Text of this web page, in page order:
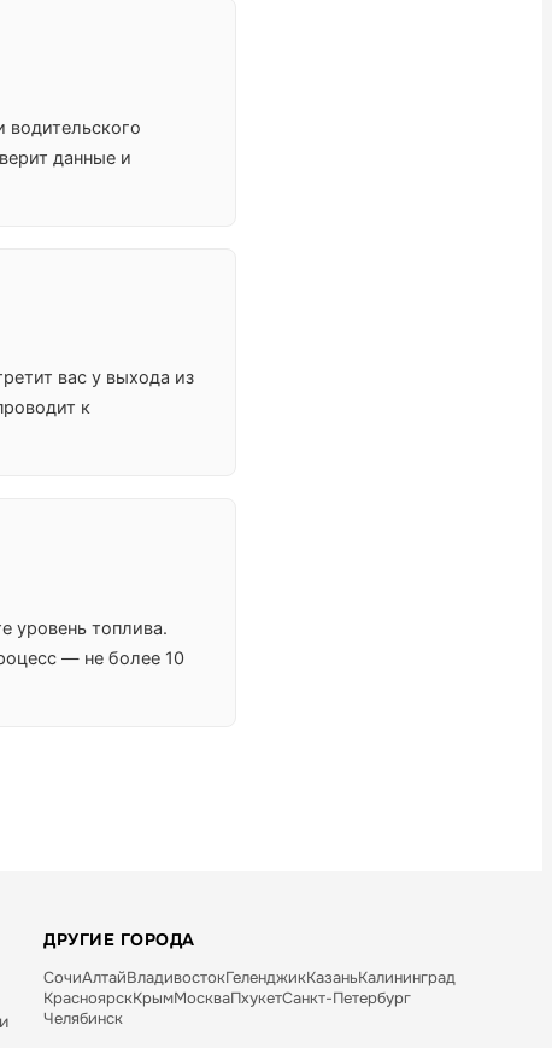
водительского
данные и
вас у выхода из
к
уровень топлива.
— не более 10
ДРУГИЕ ГОРОДА
СочиАлтайВладивостокГеленджикКазаньКалининград
КрасноярскКрымМоскваПхукетСанкт-Петербург
Челябинск